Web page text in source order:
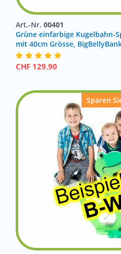
Art.-Nr. 00401
Grüne einfarbige Kugelbahn-
mit 40cm Grösse,
CHF 129.90
Sparen